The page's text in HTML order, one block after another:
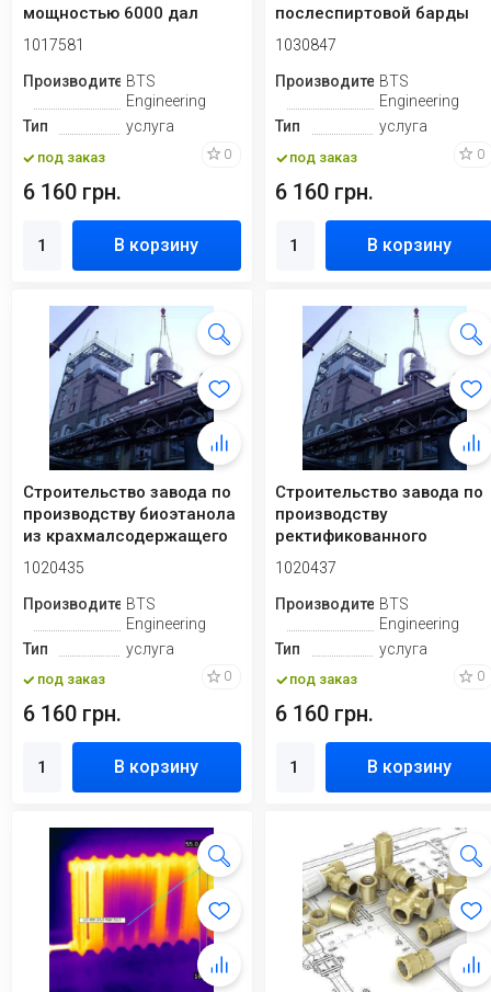
мощностью 6000 дал
1017581
ПроизводительBTS
Engineering
Тип
услуга
под заказ 0
6 160 грн.
В корзину
послеспиртовой барды
1030847
ПроизводительBTS
Engineering
Тип
услуга
под заказ 0
6 160 грн.
В корзину
Строительство завода по
производству биоэтанола
из крахмалсодержащего
сырья
1020435
ПроизводительBTS
Engineering
Тип
услуга
под заказ 0
6 160 грн.
В корзину
Строительство завода по
производству
ректификованного
этанола из
крахмалсодер...
1020437
ПроизводительBTS
Engineering
Тип
услуга
под заказ 0
6 160 грн.
В корзину